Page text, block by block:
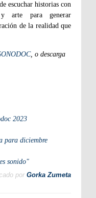
escuchar historias con
y arte para generar
de la realidad que
, o descarga
2023
para diciembre
sonido"
por Gorka Zumeta